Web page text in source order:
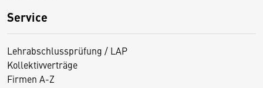
Service
Lehrabschlussprüfung / LAP
Kollektivverträge
Firmen A-Z